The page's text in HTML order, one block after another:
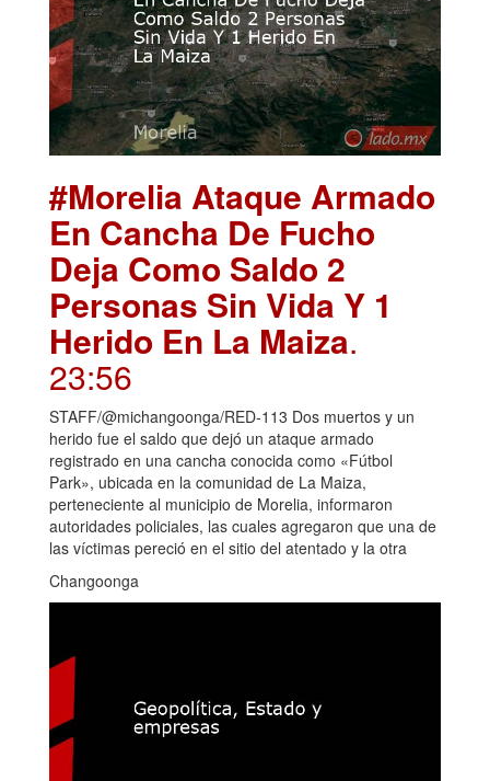
#Morelia Ataque Armado
En Cancha De Fucho
Deja Como Saldo 2
Personas Sin Vida Y 1
Herido En La Maiza.
23:56
STAFF/@michangoonga/RED-113 Dos muertos y un
herido fue el saldo que dejó un ataque armado
registrado en una cancha conocida como «Fútbol
Park», ubicada en la comunidad de La Maiza,
perteneciente al municipio de Morelia, informaron
autoridades policiales, las cuales agregaron que una de
las víctimas pereció en el sitio del atentado y la otra
Changoonga